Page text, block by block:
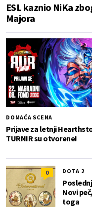
ESL kaznio NiKa
Majora
DOMAĆA SCENA
Prijave za letnji
TURNIR su otvorene!
0 DOTA 2
Novi
toga